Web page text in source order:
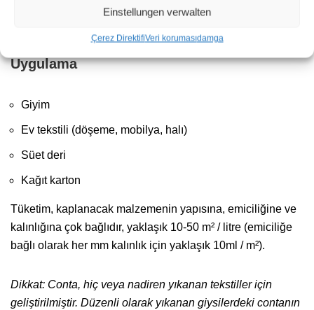
Einstellungen verwalten
Çerez DirektifiVeri korumasıdamga
Uygulama
Giyim
Ev tekstili (döşeme, mobilya, halı)
Süet deri
Kağıt karton
Tüketim, kaplanacak malzemenin yapısına, emiciliğine ve
kalınlığına çok bağlıdır, yaklaşık 10-50 m² / litre (emiciliğe
bağlı olarak her mm kalınlık için yaklaşık 10ml / m²).
Dikkat: Conta, hiç veya nadiren yıkanan tekstiller için
geliştirilmiştir. Düzenli olarak yıkanan giysilerdeki contanın